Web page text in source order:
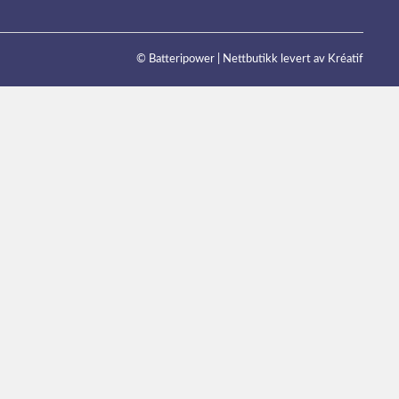
© Batteripower | Nettbutikk levert av Kréatif